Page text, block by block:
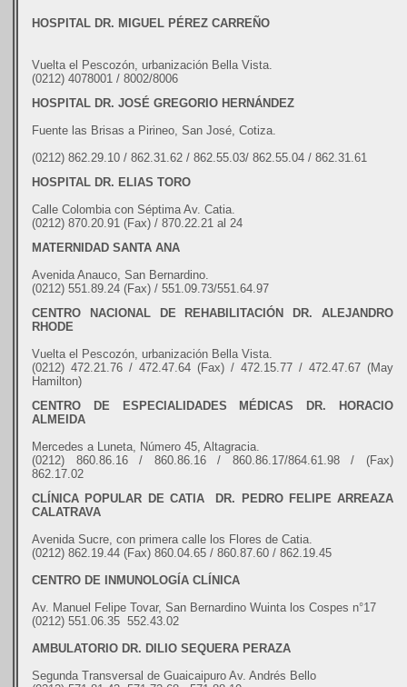
HOSPITAL DR. MIGUEL PÉREZ CARREÑO
Vuelta el Pescozón, urbanización Bella Vista.
(0212) 4078001 / 8002/8006
HOSPITAL DR. JOSÉ GREGORIO HERNÁNDEZ
Fuente las Brisas a Pirineo, San José, Cotiza.
(0212) 862.29.10 / 862.31.62 / 862.55.03/ 862.55.04 / 862.31.61
HOSPITAL DR. ELIAS TORO
Calle Colombia con Séptima Av. Catia.
(0212) 870.20.91 (Fax) / 870.22.21 al 24
MATERNIDAD SANTA ANA
Avenida Anauco, San Bernardino.
(0212) 551.89.24 (Fax) / 551.09.73/551.64.97
CENTRO NACIONAL DE REHABILITACIÓN DR. ALEJANDRO
RHODE
Vuelta el Pescozón, urbanización Bella Vista.
(0212) 472.21.76 / 472.47.64 (Fax) / 472.15.77 / 472.47.67 (May
Hamilton)
CENTRO DE ESPECIALIDADES MÉDICAS DR. HORACIO
ALMEIDA
Mercedes a Luneta, Número 45, Altagracia.
(0212) 860.86.16 / 860.86.16 / 860.86.17/864.61.98 / (Fax)
862.17.02
CLÍNICA POPULAR DE CATIA DR. PEDRO FELIPE ARREAZA
CALATRAVA
Avenida Sucre, con primera calle los Flores de Catia.
(0212) 862.19.44 (Fax) 860.04.65 / 860.87.60 / 862.19.45
CENTRO DE INMUNOLOGÍA CLÍNICA
Av. Manuel Felipe Tovar, San Bernardino Wuinta los Cospes n°17
(0212) 551.06.35 552.43.02
AMBULATORIO DR. DILIO SEQUERA PERAZA
Segunda Transversal de Guaicaipuro Av. Andrés Bello